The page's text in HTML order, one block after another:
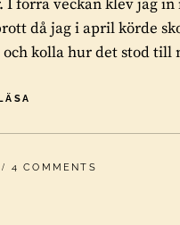
I förra veckan klev jag
då jag i april körde
kolla hur det stod
4 COMMENTS